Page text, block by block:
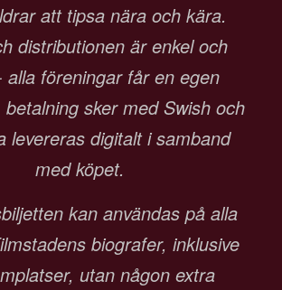
att tipsa nära och kära.
distributionen är enkel och
alla föreningar får en egen
betalning sker med Swish och
levereras digitalt i samband
med köpet.
kan användas på alla
biografer, inklusive
utan någon extra